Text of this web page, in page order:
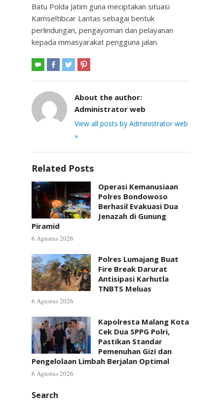
Batu Polda Jatim guna meciptakan situasi
Kamseltibcar Lantas sebagai bentuk
perlindungan, pengayoman dan pelayanan
kepada mmasyarakat pengguna jalan.
About the author:
Administrator web
View all posts by Administrator web
»
Related Posts
Operasi Kemanusiaan
Polres Bondowoso
Berhasil Evakuasi Dua
Jenazah di Gunung
Piramid
6 Agustus 2026
Polres Lumajang Buat
Fire Break Darurat
Antisipasi Karhutla
TNBTS Meluas
6 Agustus 2026
Kapolresta Malang Kota
Cek Dua SPPG Polri,
Pastikan Standar
Pemenuhan Gizi dan
Pengelolaan Limbah Berjalan Optimal
6 Agustus 2026
Search